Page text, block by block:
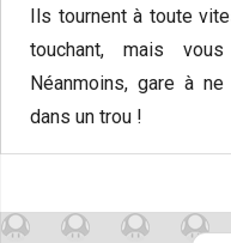
Ils tournent à toute
touchant, mais
Néanmoins, gare à
dans un trou !